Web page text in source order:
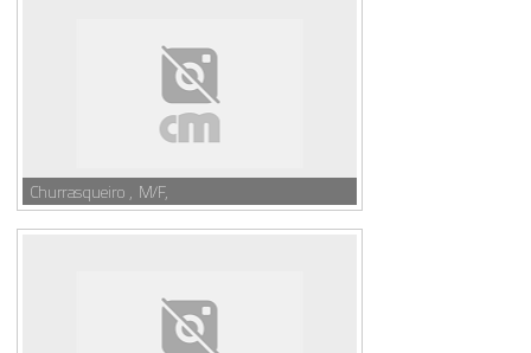
Churrasqueiro , M/F,